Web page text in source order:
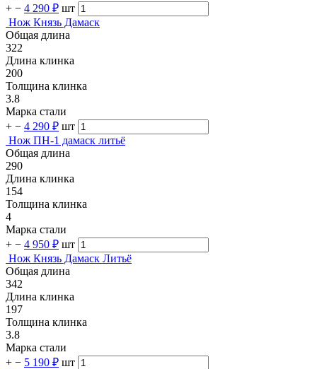
+ − 4 290 ₽ шт
Нож Князь Дамаск
Общая длина
322
Длина клинка
200
Толщина клинка
3.8
Марка стали
+ − 4 290 ₽ шт
Нож ПН-1 дамаск литьё
Общая длина
290
Длина клинка
154
Толщина клинка
4
Марка стали
+ − 4 950 ₽ шт
Нож Князь Дамаск Литьё
Общая длина
342
Длина клинка
197
Толщина клинка
3.8
Марка стали
+ − 5 190 ₽ шт